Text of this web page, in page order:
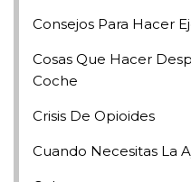
Consejos Para Hacer
Cosas Que Hacer
Coche
Crisis De Opioides
Cuando Necesitas La